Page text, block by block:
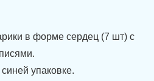
в форме сердец (7 шт) с
упаковке.